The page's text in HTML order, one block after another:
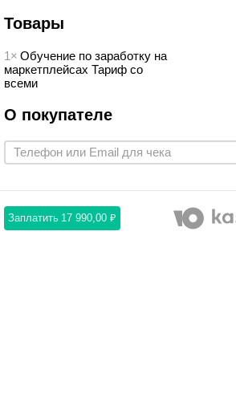
Товары
1× Обучение по заработку на
маркетплейсах Тариф со
всеми
О покупателе
Заплатить 17 990,00 ₽